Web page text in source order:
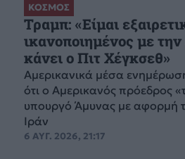
ΚΟΣΜΟΣ
Τραμπ: «Είμαι
ικανοποιημένος με
κάνει ο Πιτ Χέγκσεθ»
Αμερικανικά μέσα
ότι ο Αμερικανός πρόεδρος
υπουργό Άμυνας με αφορμή
Ιράν
6 ΑΥΓ. 2026, 21:17